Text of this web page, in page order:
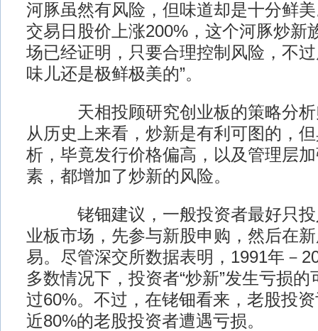
河豚虽然有风险，但味道却是十分鲜美
交易日股价上涨200%，这个河豚炒新
场已经证明，只要合理控制风险，不
味儿还是极鲜极美的”。
天相投顾研究创业板的策略分析
从历史上来看，炒新是有利可图的，
析，毕竟发行价格偏高，以及管理层
素，都增加了炒新的风险。
铑钿建议，一般投资者最好只投
业板市场，先参与新股申购，然后在
易。尽管深交所数据表明，1991年－
多数情况下，投资者“炒新”发生亏损
过60%。不过，在铑钿看来，老股投
近80%的老股投资者遭遇亏损。